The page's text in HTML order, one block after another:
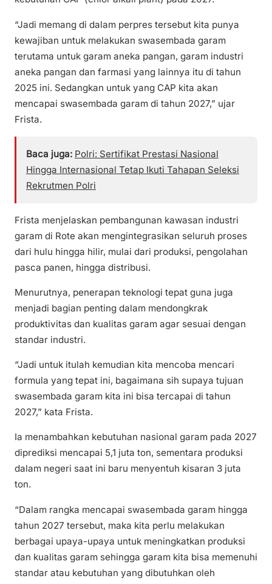
“Jadi memang di dalam perpres tersebut kita punya
kewajiban untuk melakukan swasembada garam
terutama untuk garam aneka pangan, garam industri
aneka pangan dan farmasi yang lainnya itu di tahun
2025 ini. Sedangkan untuk yang CAP kita akan
mencapai swasembada garam di tahun 2027,” ujar
Frista.
Baca juga: Polri: Sertifikat Prestasi Nasional
Hingga Internasional Tetap Ikuti Tahapan Seleksi
Rekrutmen Polri
Frista menjelaskan pembangunan kawasan industri
garam di Rote akan mengintegrasikan seluruh proses
dari hulu hingga hilir, mulai dari produksi, pengolahan
pasca panen, hingga distribusi.
Menurutnya, penerapan teknologi tepat guna juga
menjadi bagian penting dalam mendongkrak
produktivitas dan kualitas garam agar sesuai dengan
standar industri.
“Jadi untuk itulah kemudian kita mencoba mencari
formula yang tepat ini, bagaimana sih supaya tujuan
swasembada garam kita ini bisa tercapai di tahun
2027,” kata Frista.
Ia menambahkan kebutuhan nasional garam pada 2027
diprediksi mencapai 5,1 juta ton, sementara produksi
dalam negeri saat ini baru menyentuh kisaran 3 juta
ton.
“Dalam rangka mencapai swasembada garam hingga
tahun 2027 tersebut, maka kita perlu melakukan
berbagai upaya-upaya untuk meningkatkan produksi
dan kualitas garam sehingga garam kita bisa memenuhi
standar atau kebutuhan yang dibutuhkan oleh